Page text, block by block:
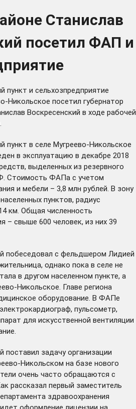
Станислав
посетил ФАП и
пункт и сельхозпредприятие
Никольское посетил губернатор
Воскресенский в ходе рабочей
пункт в селе Мугреево-Никольское
в эксплуатацию в декабре 2018
выделенных из резервного
Стоимость ФАПа с учетом
и мебели – 3,8 млн рублей. В зону
пунктов, радиус
км. Общая численность
– свыше 600 человек, из них 39
побеседовал с фельдшером Лидией
однако пока в селе не
в другом населенном пункте, а
Никольское. Главе региона
оборудование. В ФАПе
пульсометр,
для искусственной вентиляции
поставил задачу организации
Никольском на базе нового
очень часто обращаются с
рассказал первый заместитель
здравоохранения